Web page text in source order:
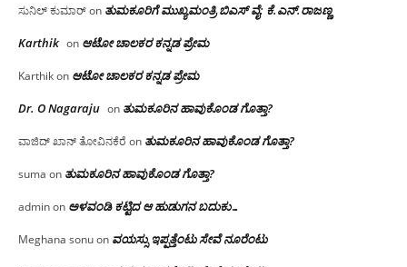
ಸುನಿಲ್ ಕುಮಾರ್on ತುಮಕೂರಿಗೆ ಮುಖ್ಯಮಂತ್ರಿ ಬಿಎಸ್ ವೈ: ಕೆ.ಎನ್.ರಾಜಣ್ಣ
Karthik on ಆಟೋ ಚಾಲಕರ ಕನ್ನಡ ಪ್ರೇಮ
Karthikon ಆಟೋ ಚಾಲಕರ ಕನ್ನಡ ಪ್ರೇಮ
Dr. O Nagaraju on ತುಮಕೂರಿನ ಹಾವುಕೊಂಡ ಗೊತ್ತಾ?
ವಾಜಿದ್ ಖಾನ್ ತೋವಿನಕೆರೆ on ತುಮಕೂರಿನ ಹಾವುಕೊಂಡ ಗೊತ್ತಾ?
suma on ತುಮಕೂರಿನ ಹಾವುಕೊಂಡ ಗೊತ್ತಾ?
adminon ಅಳವಂಡಿ ಕಟ್ಟಿದ ಆ ಹುಡುಗನ ಬದುಕು…
Meghana sonuon ವಯಸ್ಸು ಇಪ್ಪತ್ತೆಂಟು ಸೇವೆ ನೂರೆಂಟು